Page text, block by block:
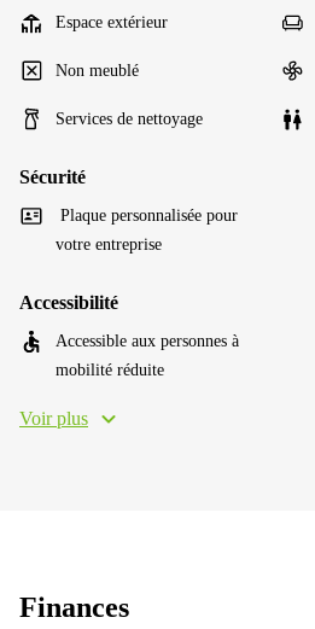
Espace extérieur
Non meublé
Services de nettoyage
Sécurité
Plaque personnalisée pour
votre entreprise
Accessibilité
Accessible aux personnes à
mobilité réduite
Voir plus
Finances